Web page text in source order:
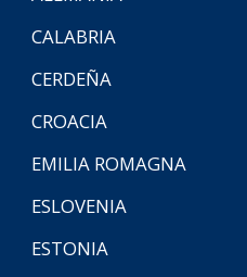
CALABRIA
CERDEÑA
CROACIA
EMILIA ROMAGNA
ESLOVENIA
ESTONIA